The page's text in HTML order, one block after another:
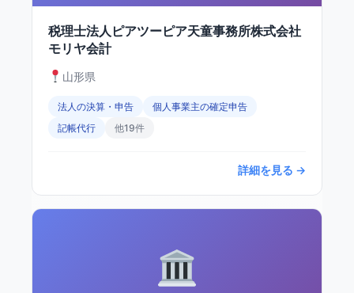
税理士法人ピアツーピア天童事務所株式会社
モリヤ会計
山形県
法人の決算・申告
個人事業主の確定申告
記帳代行
他19件
詳細を見る →